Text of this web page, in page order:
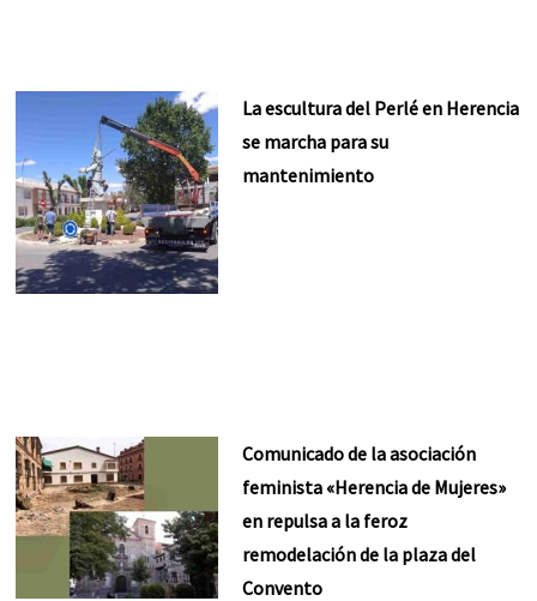
La escultura del Perlé en Herencia
se marcha para su
mantenimiento
Comunicado de la asociación
feminista «Herencia de Mujeres»
en repulsa a la feroz
remodelación de la plaza del
Convento